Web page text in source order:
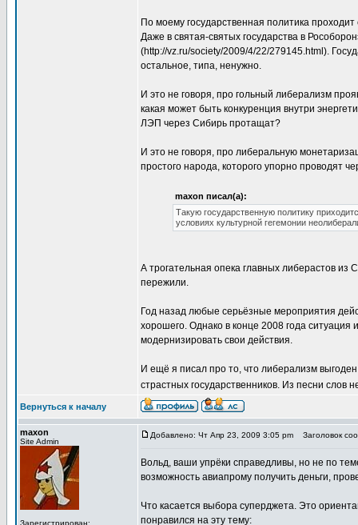
По моему государственная политика
Даже в святая-святых государства в
(http://vz.ru/society/2009/4/22/279145.html).
остальное, типа, ненужно.
И это не говоря, про гольный либерализм
какая может быть конкуренция внутри
ЛЭП через Сибирь протащат?
И это не говоря, про либеральную
простого народа, которого упорно проводят
maxon писал(а):
Такую государственную политику
условиях культурной гегемонии
А трогательная опека главных либерастов
пережили.
Год назад любые серьёзные мероприятия
хорошего. Однако в конце 2008 года
модернизировать свои действия.
И ещё я писал про то, что либерализм
страстных государственников. Из песни
Вернуться к началу
maxon
Site Admin
Зарегистрирован:
Добавлено: Чт Апр 23, 2009 3:05 pm Заголовок
Вольд, ваши упрёки справедливы, но не по
возможность авиапрому получить деньги,
Что касается выбора суперджета. Это
понравился на эту тему: